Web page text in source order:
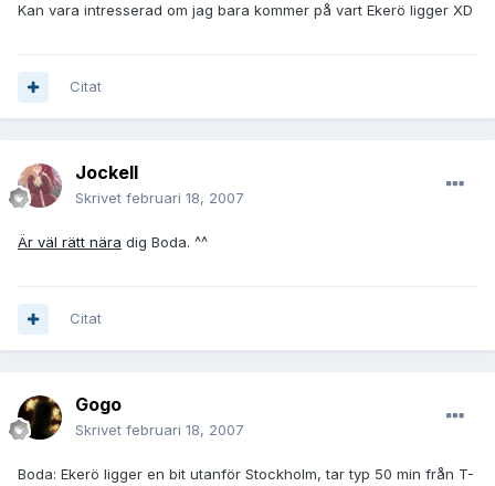
Kan vara intresserad om jag bara kommer på vart Ekerö ligger XD
Citat
JockeII
Skrivet februari 18, 2007
Är väl rätt nära dig Boda. ^^
Citat
Gogo
Skrivet februari 18, 2007
Boda: Ekerö ligger en bit utanför Stockholm, tar typ 50 min från T-